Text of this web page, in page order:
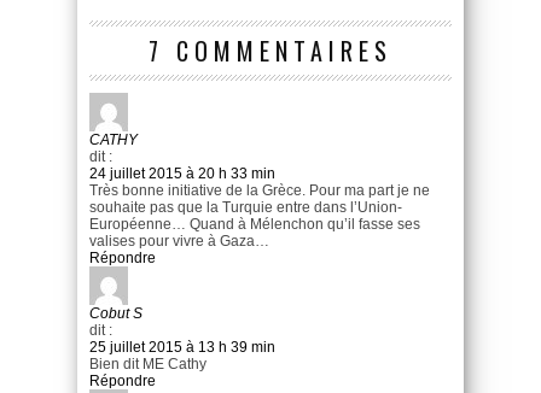
7 COMMENTAIRES
CATHY
dit :
24 juillet 2015 à 20 h 33 min
Très bonne initiative de la Grèce. Pour ma part je ne
souhaite pas que la Turquie entre dans l’Union-
Européenne… Quand à Mélenchon qu’il fasse ses
valises pour vivre à Gaza…
Répondre
Cobut S
dit :
25 juillet 2015 à 13 h 39 min
Bien dit ME Cathy
Répondre